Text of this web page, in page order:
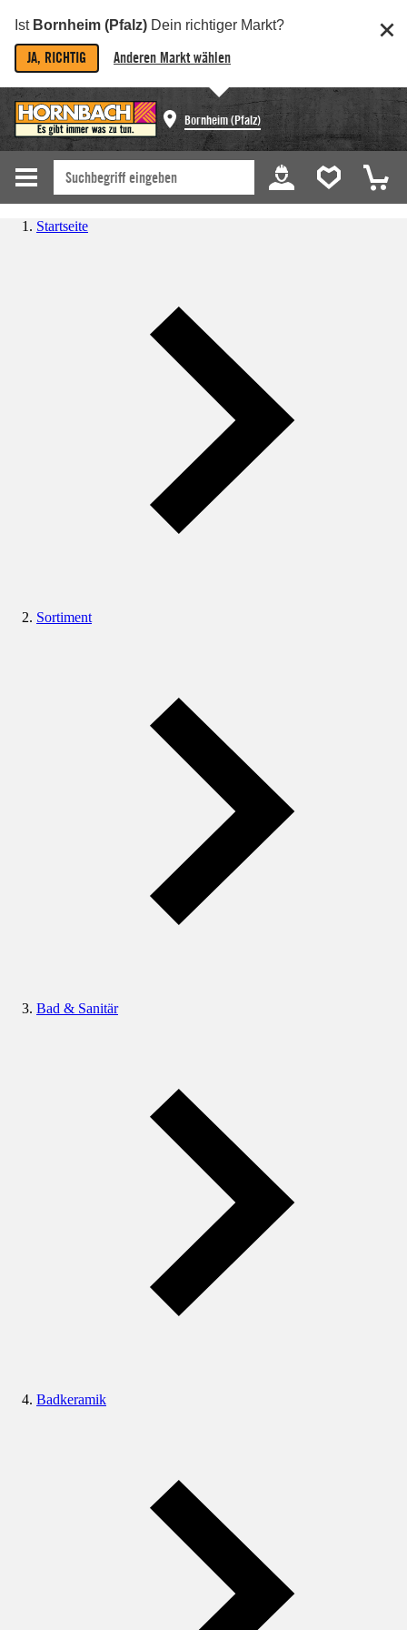
Ist Bornheim (Pfalz) Dein richtiger Markt?
JA, RICHTIG Anderen Markt wählen
Bornheim (Pfalz)
Startseite
Sortiment
Bad & Sanitär
Badkeramik